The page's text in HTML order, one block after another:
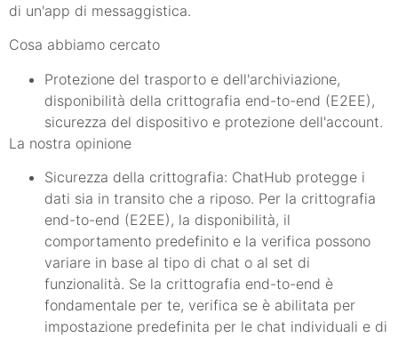
di un'app di messaggistica.
Cosa abbiamo cercato
Protezione del trasporto e dell'archiviazione,
disponibilità della crittografia end-to-end (E2EE),
sicurezza del dispositivo e protezione dell'account.
La nostra opinione
Sicurezza della crittografia: ChatHub protegge i
dati sia in transito che a riposo. Per la crittografia
end-to-end (E2EE), la disponibilità, il
comportamento predefinito e la verifica possono
variare in base al tipo di chat o al set di
funzionalità. Se la crittografia end-to-end è
fondamentale per te, verifica se è abilitata per
impostazione predefinita per le chat individuali e di